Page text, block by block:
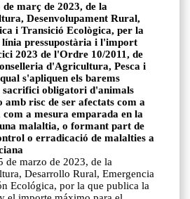
març de 2023, de la
Desenvolupament Rural,
i Transició Ecològica, per la
línia pressupostària i l'import
2023 de l'Ordre 10/2011, de
d'Agricultura, Pesca i
s'apliquen els barems
sacrifici obligatori d'animals
amb risc de ser afectats com a
a mesura emparada en la
malaltia, o formant part de
o erradicació de malalties a
de marzo de 2023, de la
Desarrollo Rural, Emergencia
Ecológica, por la que publica la